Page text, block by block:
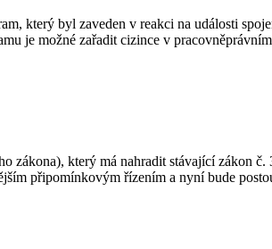
který byl zaveden v reakci na události
je možné zařadit cizince v
který má nahradit stávající zákon
připomínkovým řízením a nyní bude